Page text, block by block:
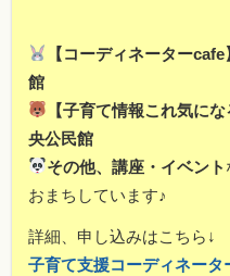
【コーディネーター
館
【子育て情報これ気
央公民館
その他、講座・イベント
おまちしています♪
詳細、申し込みはこちら↓
子育て支援コーディネータ